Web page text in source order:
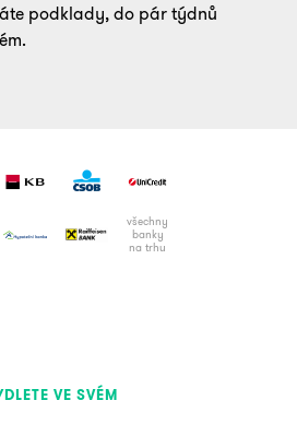
podklady, do pár týdnů
všechny
banky
na trhu
VE SVÉM